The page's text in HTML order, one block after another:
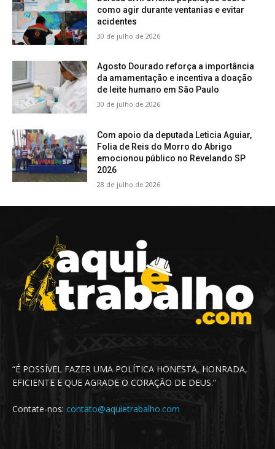
como agir durante ventanias e evitar
acidentes
30 de julho de 2026
Agosto Dourado reforça a importância
da amamentação e incentiva a doação
de leite humano em São Paulo
30 de julho de 2026
Com apoio da deputada Leticia Aguiar,
Folia de Reis do Morro do Abrigo
emocionou público no Revelando SP
2026
28 de julho de 2026
“É POSSÍVEL FAZER UMA POLÍTICA HONESTA, HONRADA,
EFICIENTE E QUE AGRADE O CORAÇÃO DE DEUS.”
Contate-nos: contato@aquietrabalho.com